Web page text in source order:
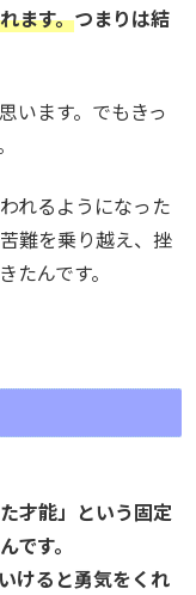
ます。つまりは結
います。でもきっ
れるようになった
難を乗り越え、挫
んです。
才能」という固定
す。
けると勇気をくれ